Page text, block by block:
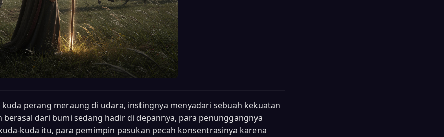
kuda perang meraung di udara, instingnya menyadari sebuah kekuatan
berasal dari bumi sedang hadir di depannya, para penunggangnya
kuda itu, para pemimpin pasukan pecah konsentrasinya karena